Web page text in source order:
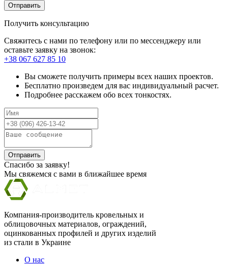
Отправить
Получить консультацию
Свяжитесь с нами по телефону или по мессенджеру или
оставьте заявку на звонок:
+38 067 627 85 10
Вы сможете получить примеры всех наших проектов.
Бесплатно произведем для вас индивидуальный расчет.
Подробнее расскажем обо всех тонкостях.
Отправить
Спасибо за заявку!
Мы свяжемся с вами в ближайшее время
Компания-производитель кровельных и
облицовочных материалов, ограждений,
оцинкованных профилей и других изделий
из стали в Украине
О нас